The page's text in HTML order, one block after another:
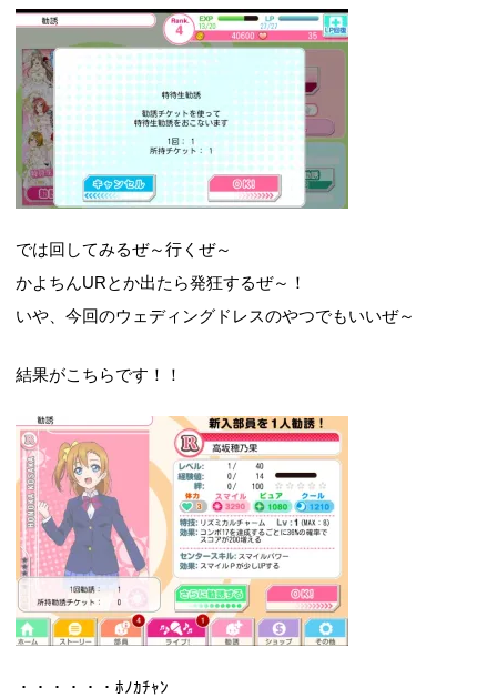
では回してみるぜ～行くぜ～
かよちんURとか出たら発狂するぜ～！
いや、今回のウェディングドレスのやつでもいいぜ～
結果がこちらです！！
・・・・・・ﾎﾉｶﾁｬﾝ